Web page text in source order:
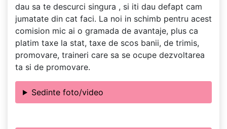
dau sa te descurci singura , si iti dau defapt cam
jumatate din cat faci. La noi in schimb pentru acest
comision mic ai o gramada de avantaje, plus ca
platim taxe la stat, taxe de scos banii, de trimis,
promovare, traineri care sa se ocupe dezvoltarea
ta si de promovare.
Sedinte foto/video